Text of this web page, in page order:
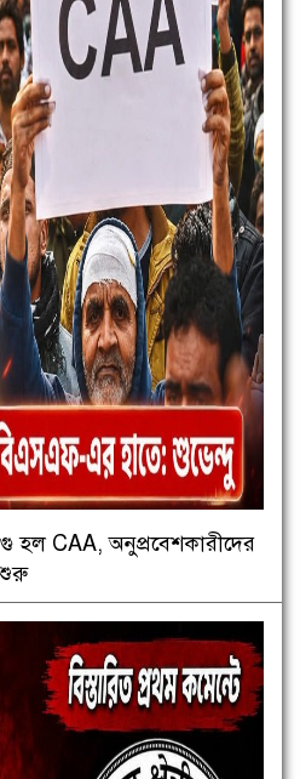
হল CAA, অনুপ্রবেশকারীদের
শুরু